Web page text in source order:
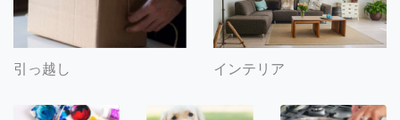
引っ越し インテリア